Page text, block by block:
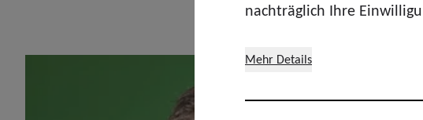
nachträglich Ihre
Mehr Details